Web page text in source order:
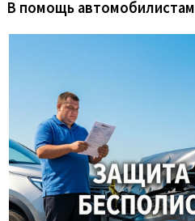
В помощь автомобилистам